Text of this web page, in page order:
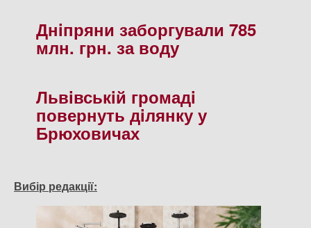
Днiпряни заборгували 785
млн. грн. за воду
Львiвськiй громадi
повернуть дiлянку у
Брюховичах
Вибір редакції: